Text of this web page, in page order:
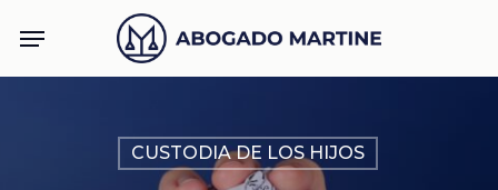
Menu
CUSTODIA DE LOS HIJOS